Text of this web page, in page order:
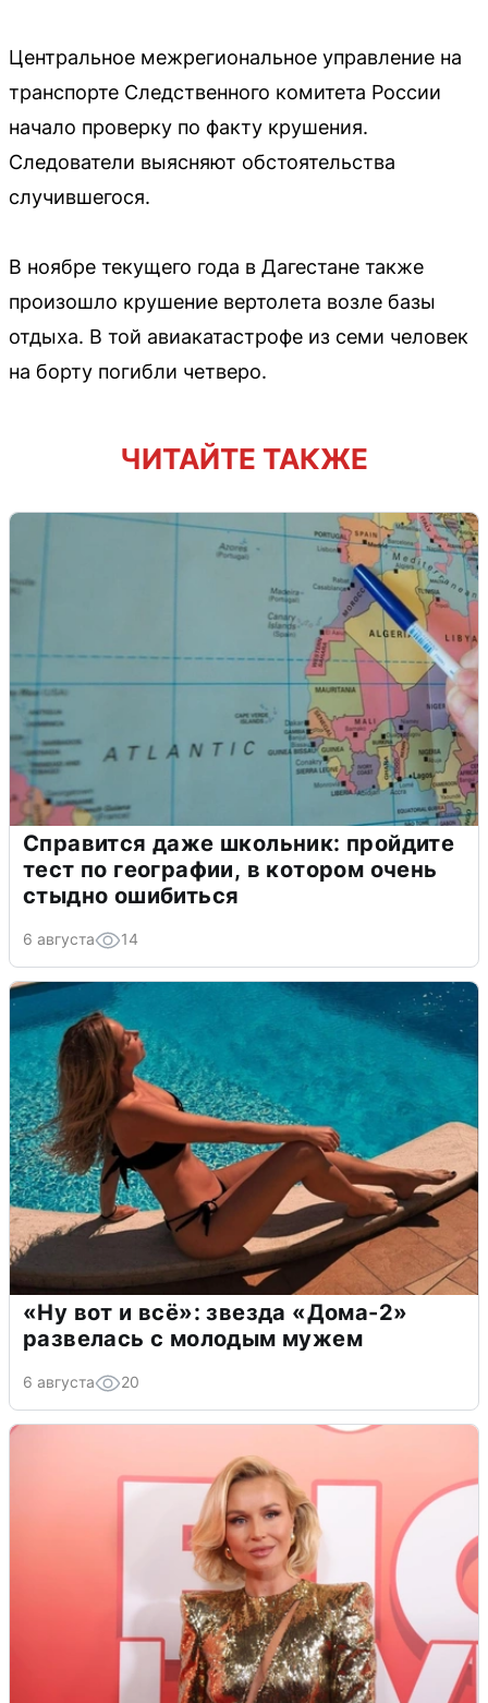
Центральное межрегиональное управление на
транспорте Следственного комитета России
начало проверку по факту крушения.
Следователи выясняют обстоятельства
случившегося.
В ноябре текущего года в Дагестане также
произошло крушение вертолета возле базы
отдыха. В той авиакатастрофе из семи человек
на борту погибли четверо.
ЧИТАЙТЕ ТАКЖЕ
Справится даже школьник: пройдите
тест по географии, в котором очень
стыдно ошибиться
6 августа 14
«Ну вот и всё»: звезда «Дома-2»
развелась с молодым мужем
6 августа 20